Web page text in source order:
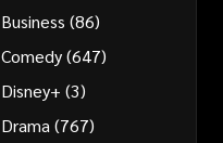
Business (86)
Comedy(647)
Disney+ (3)
Drama(767)